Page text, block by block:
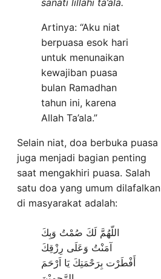
Artinya: “Aku niat
berpuasa esok hari
untuk menunaikan
kewajiban puasa
bulan Ramadhan
tahun ini, karena
Allah Ta’ala.”
Selain niat, doa berbuka puasa
juga menjadi bagian penting
saat mengakhiri puasa. Salah
satu doa yang umum dilafalkan
di masyarakat adalah:
اللّهُمَّ لَكَ صُمْتُ وَبِكَ
آمَنْتُ وَعَلَى رِزْقِكَ
أَفْطَرْت بِرَحْمَتِكَ يَا اَرْحَمَ